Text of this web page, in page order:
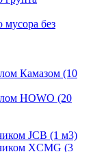
мусора без
Камазом (10
HOWO (20
JCB (1 м3)
XCMG (3